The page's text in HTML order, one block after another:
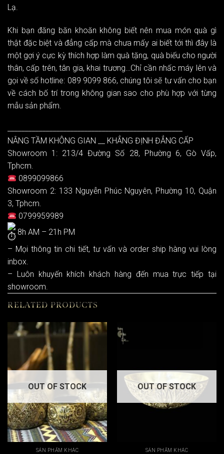
Lạ.
Khi bạn đăng băn khoăn không biết nên mua món quà gì
thật đặc biệt và đẳng cấp mà chưa mấy ai biết tới thì đây là
một gợi ý cực kỳ thích hợp làm quà tặng, quà biếu cho người
thân, cấp trên, tân gia, khai trương…Chỉ cần nhấc máy lên và
gọi về số hotline: 089 9099 866, chúng tôi sẽ tư vấn cho bạn
về cách bố trí trong không gian sao cho phù hợp với từng
mẫu sản phẩm.
NÂNG TẦM KHÔNG GIAN __ KHẲNG ĐỊNH ĐẲNG CẤP
Showroom 1: 213/4 Đường Số 28, Phường 6, Gò Vấp,
Tphcm.
0899099866
Showroom 2: 133 Nguyễn Phúc Nguyên, Phường 10, Quận
3, Tphcm.
0799959989
8h AM – 21h PM
– Mọi thông tin chi tiết, tư vấn và order ship hàng vui lòng
inbox.
– Luôn khuyến khích khách hàng đến mua trực tiếp tại
showroom.
RELATED PRODUCTS
OUT OF STOCK
SẢN PHẨM KHÁC
OUT OF STOCK
SẢN PHẨM KHÁC